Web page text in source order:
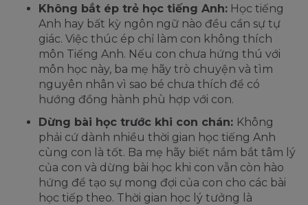
Không bắt ép trẻ học tiếng Anh: Học tiếng
Anh hay bất kỳ ngôn ngữ nào đều cần sự tự
giác. Việc thúc ép chỉ làm con không thích
môn Tiếng Anh. Nếu con chưa hứng thú với
môn học này, ba mẹ hãy trò chuyện và tìm
nguyên nhân vì sao bé chưa thích để có
hướng đồng hành phù hợp với con.
Dừng bài học trước khi con chán: Không
phải cứ dành nhiều thời gian học tiếng Anh
cùng con là tốt. Ba mẹ hãy biết nắm bắt tâm lý
của con và dừng bài học khi con vẫn còn hào
hứng để tạo sự mong đợi của con cho các bài
học tiếp theo. Thời gian học lý tưởng là